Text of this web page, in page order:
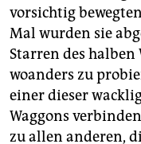
vorsichtig
Mal wurden sie
Starren des halben
woanders zu
einer dieser
Waggons
zu allen anderen,